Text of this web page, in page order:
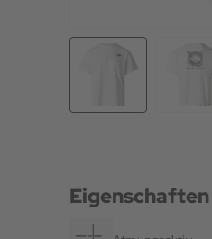
Eigenschaften